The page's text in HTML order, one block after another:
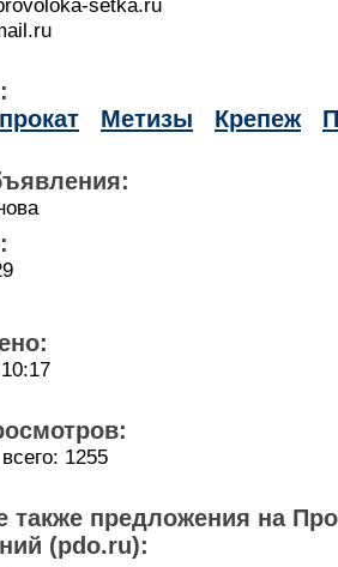
Метизы Крепеж
1255
также предложения на
(pdo.ru):